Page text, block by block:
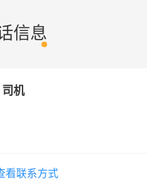
信息
司机
看联系方式